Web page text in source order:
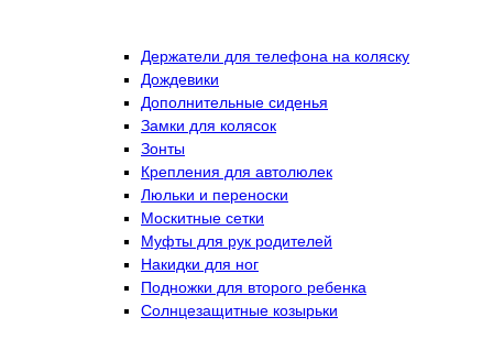
Держатели для телефона на коляску
Дождевики
Дополнительные сиденья
Замки для колясок
Зонты
Крепления для автолюлек
Люльки и переноски
Москитные сетки
Муфты для рук родителей
Накидки для ног
Подножки для второго ребенка
Солнцезащитные козырьки